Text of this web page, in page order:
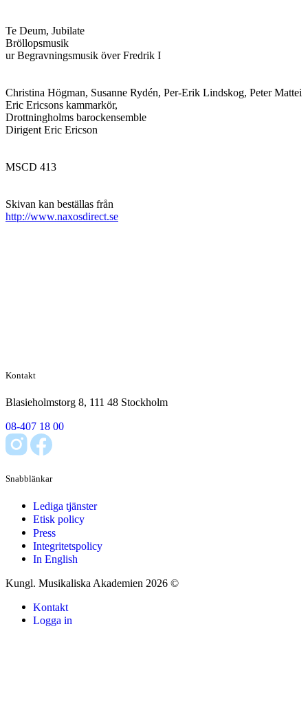
Te Deum, Jubilate
Bröllopsmusik
ur Begravningsmusik över Fredrik I
Christina Högman, Susanne Rydén, Per-Erik Lindskog, Peter Mattei
Eric Ericsons kammarkör,
Drottningholms barockensemble
Dirigent Eric Ericson
MSCD 413
Skivan kan beställas från
http://www.naxosdirect.se
Kontakt
Blasieholmstorg 8, 111 48 Stockholm
08-407 18 00
Snabblänkar
Lediga tjänster
Etisk policy
Press
Integritetspolicy
In English
Kungl. Musikaliska Akademien 2026 ©
Kontakt
Logga in